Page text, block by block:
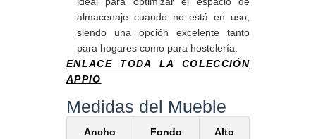
almacenaje cuando no está en uso,
siendo una opción excelente tanto
para hogares como para hostelería.
ENLACE TODA LA COLECCIÓN
APPIO
Medidas del Mueble
Ancho Fondo Alto